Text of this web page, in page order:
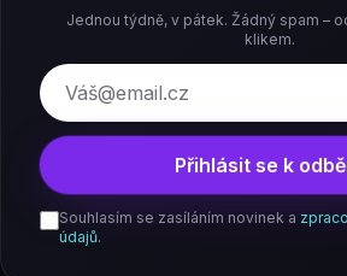
Jednou týdně, v pátek. Žádný spam –
klikem.
E-mail
Přihlásit se k
Souhlasím se zasíláním novinek a
údajů.